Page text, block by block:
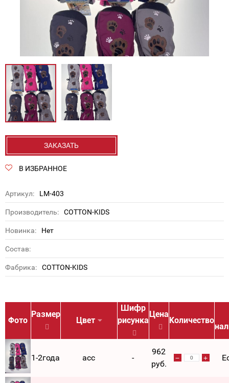
ЗАКАЗАТЬ
В ИЗБРАННОЕ
Артикул: LM-403
Производитель: COTTON-KIDS
Новинка: Нет
Состав:
Фабрика: COTTON-KIDS
Фото
Размер
Цвет
Шифр
рисунка
Цена
Количество
1-2года асс -
962
руб.